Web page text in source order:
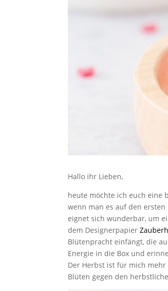
Hallo ihr Lieben,
heute möchte ich euch eine
wenn man es auf den
eignet sich wunderbar, um
dem Designerpapier
Blütenpracht einfängt, die
Energie in die Box und
Der Herbst ist für mich
Blüten gegen den